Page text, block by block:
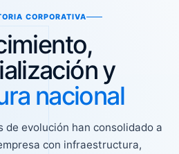
CORPORATIVA
y
nacional
de evolución han consolidado a
con infraestructura,